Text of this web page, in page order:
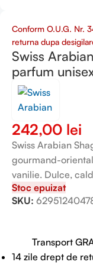
Conform O.U.G. Nr.
returna dupa
Swiss
parfum
242,00 lei
Swiss Arabian
gourmand-
vanilie. Dulce,
Stoc epuizat
SKU:
Transport
14 zile drept de